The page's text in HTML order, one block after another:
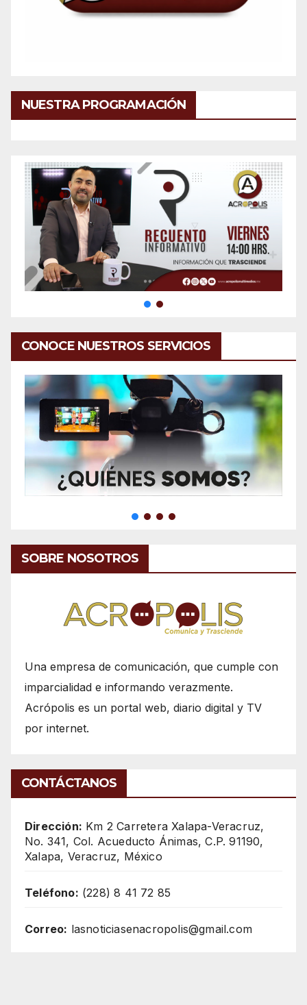
NUESTRA PROGRAMACIÓN
CONOCE NUESTROS SERVICIOS
SOBRE NOSOTROS
Una empresa de comunicación, que cumple con
imparcialidad e informando verazmente.
Acrópolis es un portal web, diario digital y TV
por internet.
CONTÁCTANOS
Dirección: Km 2 Carretera Xalapa-Veracruz,
No. 341, Col. Acueducto Ánimas, C.P. 91190,
Xalapa, Veracruz, México
Teléfono: (228) 8 41 72 85
Correo: lasnoticiasenacropolis@gmail.com